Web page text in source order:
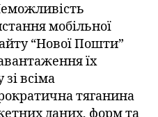
мобільної
“Нової Пошти”
їх
зі всіма
тяганина
даних, форм та